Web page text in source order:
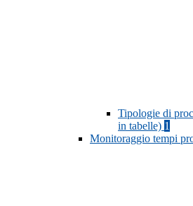
Tipologie di
in tabelle) 1
Monitoraggio tempi